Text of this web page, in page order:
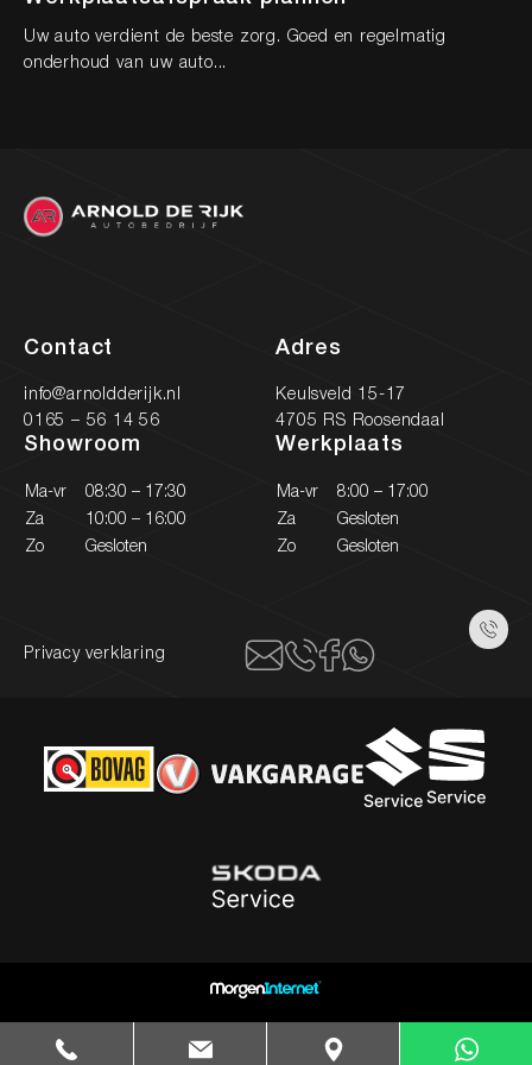
Uw auto verdient de beste zorg. Goed en regelmatig
onderhoud van uw auto...
Contact
info@arnoldderijk.nl
0165 – 56 14 56
Adres
Keulsveld 15-17
4705 RS Roosendaal
Showroom
Ma-vr
08:30 – 17:30
Za
10:00 – 16:00
Zo
Gesloten
Werkplaats
Ma-vr
8:00 – 17:00
Za
Gesloten
Zo
Gesloten
Privacy verklaring